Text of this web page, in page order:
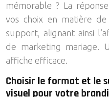
mémorable ? La
vos choix en matière
support, alignant ainsi
de marketing mariage.
affiche efficace.
Choisir le format et le
visuel pour votre